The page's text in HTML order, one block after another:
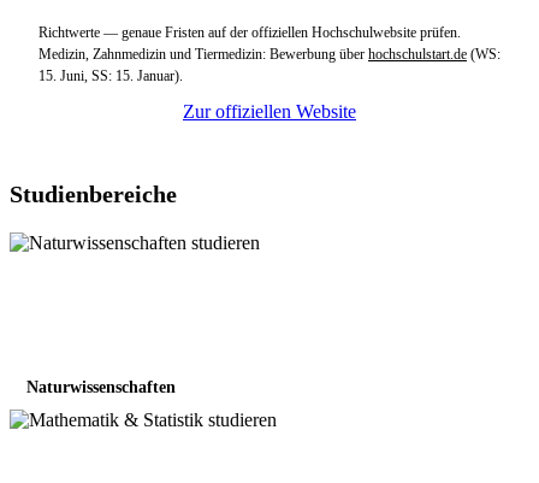
Richtwerte — genaue Fristen auf der offiziellen Hochschulwebsite prüfen.
Medizin, Zahnmedizin und Tiermedizin: Bewerbung über hochschulstart.de (WS:
15. Juni, SS: 15. Januar).
Zur offiziellen Website
Studienbereiche
Naturwissenschaften